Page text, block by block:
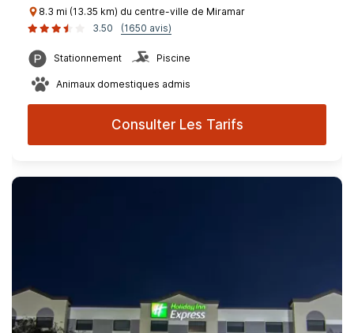
8.3 mi (13.35 km) du centre-ville de Miramar
3.50
(1650 avis)
Stationnement Piscine
Animaux domestiques admis
Consulter Les Tarifs